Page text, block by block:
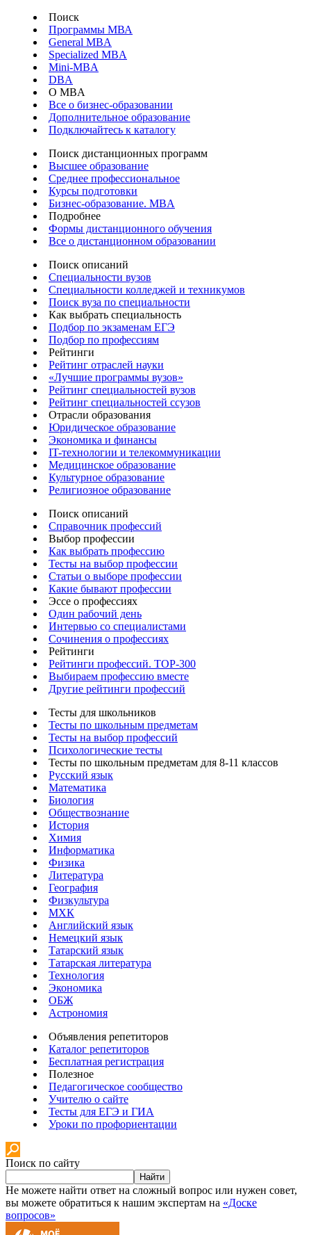
Поиск
Программы МВА
General MBA
Specialized MBA
Mini-MBA
DBA
О MBA
Все о бизнес-образовании
Дополнительное образование
Подключайтесь к каталогу
Поиск дистанционных программ
Высшее образование
Среднее профессиональное
Курсы подготовки
Бизнес-образование. MBA
Подробнее
Формы дистанционного обучения
Все о дистанционном образовании
Поиск описаний
Специальности вузов
Специальности колледжей и техникумов
Поиск вуза по специальности
Как выбрать специальность
Подбор по экзаменам ЕГЭ
Подбор по профессиям
Рейтинги
Рейтинг отраслей науки
«Лучшие программы вузов»
Рейтинг специальностей вузов
Рейтинг специальностей ссузов
Отрасли образования
Юридическое образование
Экономика и финансы
IT-технологии и телекоммуникации
Медицинское образование
Культурное образование
Религиозное образование
Поиск описаний
Справочник профессий
Выбор профессии
Как выбрать профессию
Тесты на выбор профессии
Статьи о выборе профессии
Какие бывают профессии
Эссе о профессиях
Один рабочий день
Интервью со специалистами
Сочинения о профессиях
Рейтинги
Рейтинги профессий. TOP-300
Выбираем профессию вместе
Другие рейтинги профессий
Тесты для школьников
Тесты по школьным предметам
Тесты на выбор профессий
Психологические тесты
Тесты по школьным предметам для 8-11 классов
Русский язык
Математика
Биология
Обществознание
История
Химия
Информатика
Физика
Литература
География
Физкультура
МХК
Английский язык
Немецкий язык
Татарский язык
Татарская литература
Технология
Экономика
ОБЖ
Астрономия
Объявления репетиторов
Каталог репетиторов
Бесплатная регистрация
Полезное
Педагогическое сообщество
Учителю о сайте
Тесты для ЕГЭ и ГИА
Уроки по профориентации
Поиск по сайту
Найти
Не можете найти ответ на сложный вопрос или нужен совет,
вы можете обратиться к нашим экспертам на «Доске
вопросов»